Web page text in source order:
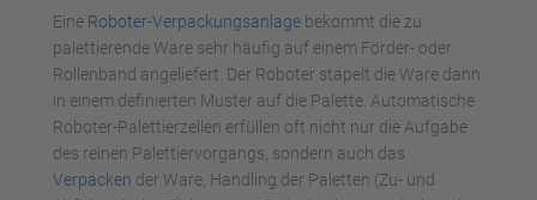
Management Platform
Eine Roboter-Verpackungsanlage bekommt die zu
palettierende Ware sehr häufig auf einem Förder- oder
Rollenband angeliefert. Der Roboter stapelt die Ware dann
in einem definierten Muster auf die Palette. Automatische
Roboter-Palettierzellen erfüllen oft nicht nur die Aufgabe
des reinen Palettiervorgangs, sondern auch das
Verpacken der Ware, Handling der Paletten (Zu- und